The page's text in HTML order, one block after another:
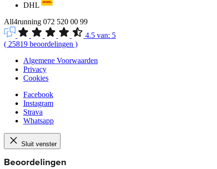
DHL
All4running 072 520 00 99
4.5 van: 5
( 25819 beoordelingen )
Algemene Voorwaarden
Privacy
Cookies
Facebook
Instagram
Strava
Whatsapp
Sluit venster